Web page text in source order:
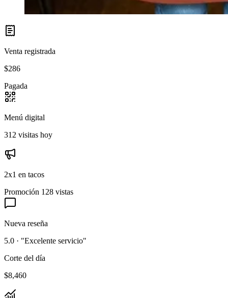
Venta registrada
$286
Pagada
Menú digital
312 visitas hoy
2x1 en tacos
Promoción 128 vistas
Nueva reseña
5.0 · "Excelente servicio"
Corte del día
$8,460